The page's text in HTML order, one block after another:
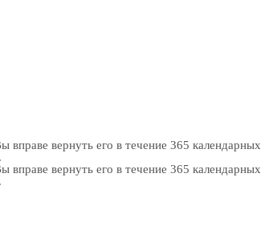
вернуть его в течение 365 календарных
вернуть его в течение 365 календарных